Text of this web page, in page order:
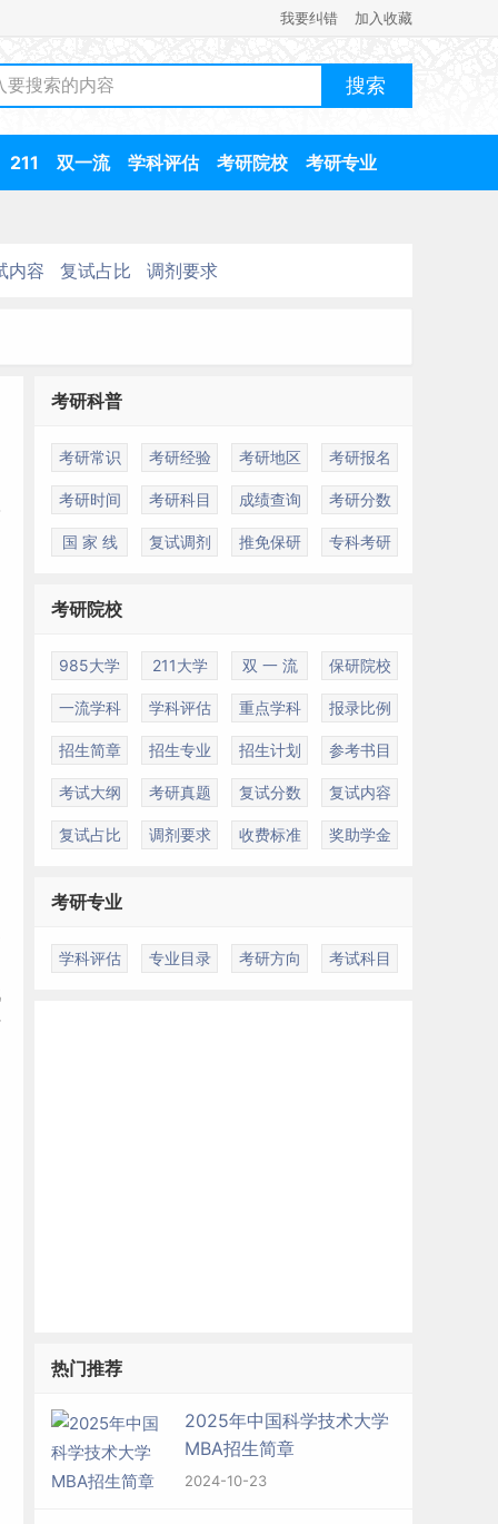
我要纠错 加入收藏
211 双一流 学科评估 考研院校 考研专业
内容 复试占比 调剂要求
考研科普
考研常识 考研经验 考研地区 考研报名
考研时间 考研科目 成绩查询 考研分数
国 家 线 复试调剂 推免保研 专科考研
考研院校
985大学 211大学 双 一 流 保研院校
一流学科 学科评估 重点学科 报录比例
招生简章 招生专业 招生计划 参考书目
考试大纲 考研真题 复试分数 复试内容
复试占比 调剂要求 收费标准 奖助学金
考研专业
学科评估 专业目录 考研方向 考试科目
热门推荐
2025年中国科学技术大学
MBA招生简章
2024-10-23